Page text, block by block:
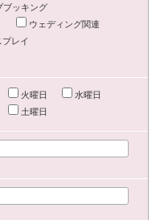
ブッキング
ウェディング関連
レイ
火曜日
水曜日
土曜日